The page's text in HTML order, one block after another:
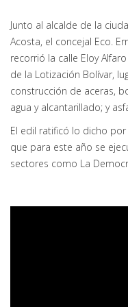
Junto al alcalde de la
Acosta, el concejal Eco.
recorrió la calle Eloy
de la Lotización Bolívar,
construcción de aceras,
agua y alcantarillado; y
El edil ratificó lo dicho
que para este año se
sectores como La